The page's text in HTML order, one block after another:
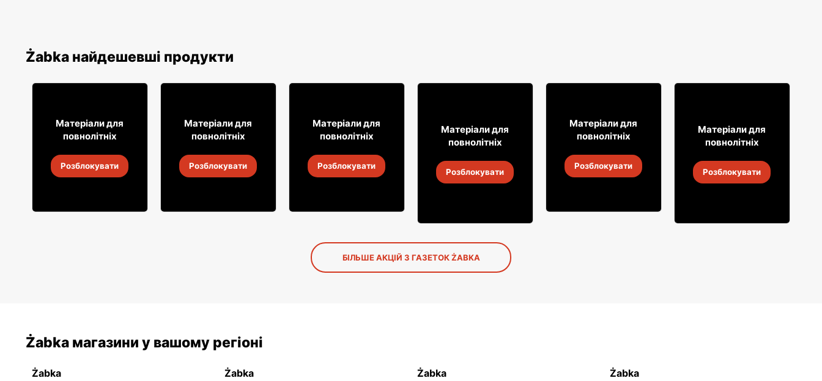
Żabka найдешевші продукти
1999
-18 серп. 2026
Матеріали для
повнолітніх
Розблокувати
29 99
-18 серп. 2026
Матеріали для
повнолітніх
Розблокувати
1699
-18 серп. 2026
Матеріали для
повнолітніх
Розблокувати
49
Алкогольні напої Soplica
18 серп. 2026
Матеріали для
повнолітніх
Розблокувати
1699
-18 серп. 2026
Матеріали для
повнолітніх
Розблокувати
2999
Горілка Żołądkowa
Gorzka
18 серп. 2026
Матеріали для
повнолітніх
Розблокувати
БІЛЬШЕ АКЦІЙ З ГАЗЕТОК ŻABKA
Żabka магазини у вашому регіоні
Żabka Żabka Żabka Żabka